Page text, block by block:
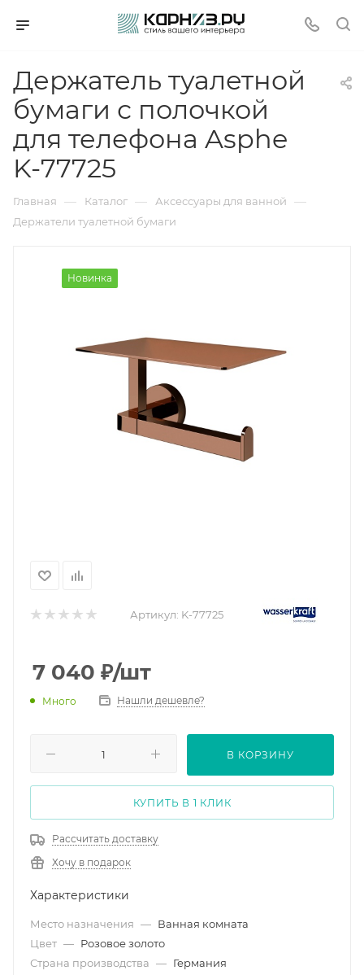
Держатель туалетной
бумаги с полочкой
для телефона Asphe
K-77725
Главная — Каталог — Аксессуары для ванной —
Держатели туалетной бумаги
Новинка
Артикул: K-77725
7 040 ₽/шт
Много Нашли дешевле?
В КОРЗИНУ
КУПИТЬ В 1 КЛИК
Рассчитать доставку
Хочу в подарок
Характеристики
Место назначения — Ванная комната
Цвет — Розовое золото
Страна производства — Германия